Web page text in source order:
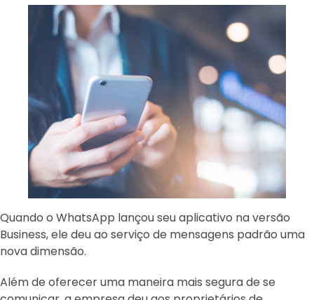
Quando o WhatsApp lançou seu aplicativo na versão
Business, ele deu ao serviço de mensagens padrão uma
nova dimensão.
Além de oferecer uma maneira mais segura de se